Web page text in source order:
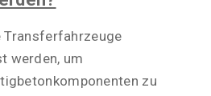
Transferfahrzeuge
werden, um
zu